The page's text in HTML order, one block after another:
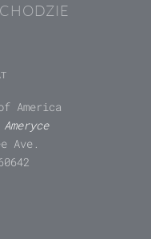
America
Ave.